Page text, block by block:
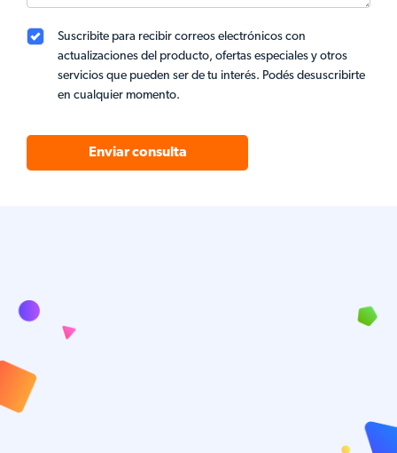
Suscribite para recibir correos electrónicos con
actualizaciones del producto, ofertas especiales y otros
servicios que pueden ser de tu interés. Podés desuscribirte
en cualquier momento.
Enviar consulta